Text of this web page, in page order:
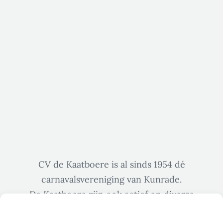
CV de Kaatboere is al sinds 1954 dé
carnavalsvereniging van Kunrade.
De Kaatboere zijn ook actief op diverse